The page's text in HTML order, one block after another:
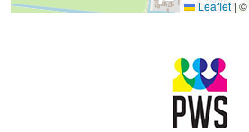
Leaflet|©